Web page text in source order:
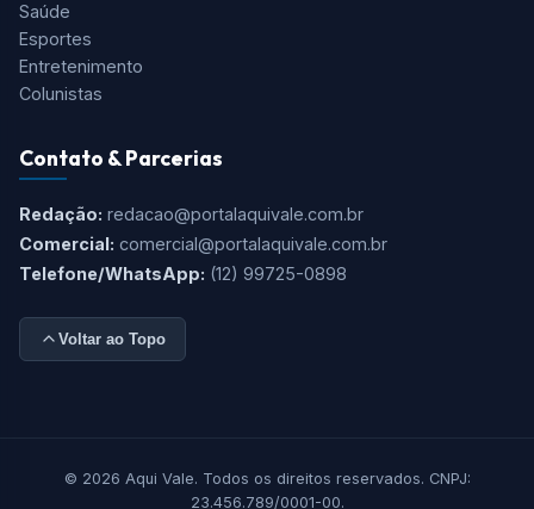
Cidades
São José dos Campos
Caçapava
Litoral
Editorias
Polícia
Colunistas